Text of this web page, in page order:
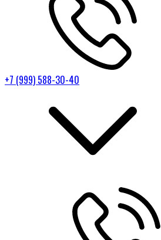
+7 (999) 588-30-40